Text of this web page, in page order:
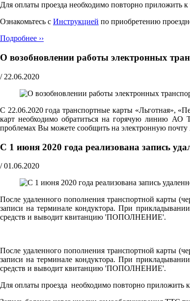
Для оплаты проезда необходимо повторно приложить
Ознакомьтесь с Инструкцией по приобретению
Подробнее ››
О возобновлении работы электронных
/ 22.06.2020
С 22.06.2020 года транспортные карты «Льготная»,
карт необходимо обратиться на горячую линию
проблемах Вы можете сообщить на электронную
С 1 июня 2020 года реализована запись
/ 01.06.2020
После удаленного пополнения транспортной карты
записи на терминале кондуктора. При
средств и выводит квитанцию 'ПОПОЛНЕНИЕ'.
После удаленного пополнения транспортной карты
записи на терминале кондуктора. При
средств и выводит квитанцию 'ПОПОЛНЕНИЕ'.
Для оплаты проезда необходимо повторно приложить